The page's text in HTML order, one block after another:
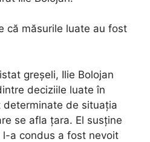
că măsurile luate au fost
greșeli, Ilie Bolojan
deciziile luate în
de situația
se afla țara. El susține
l-a condus a fost nevoit